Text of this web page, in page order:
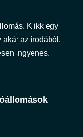
Klikk egy
akár az irodából.
ingyenes.